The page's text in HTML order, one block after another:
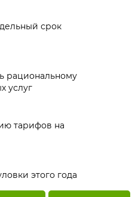
срок
рациональному
услуг
тарифов на
этого года